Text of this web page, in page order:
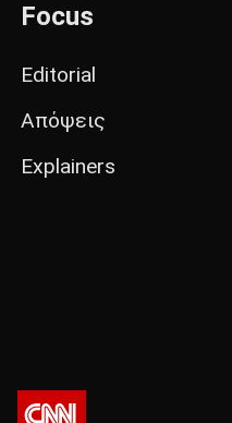
Focus
Editorial
Απόψεις
Explainers